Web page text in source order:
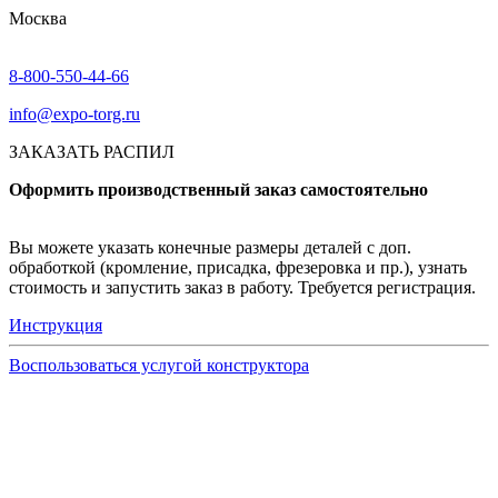
Москва
8-800-550-44-66
info@expo-torg.ru
ЗАКАЗАТЬ РАСПИЛ
Оформить производственный заказ самостоятельно
Вы можете указать конечные размеры деталей с доп.
обработкой (кромление, присадка, фрезеровка и пр.), узнать
стоимость и запустить заказ в работу. Требуется регистрация.
Инструкция
Воспользоваться услугой конструктора